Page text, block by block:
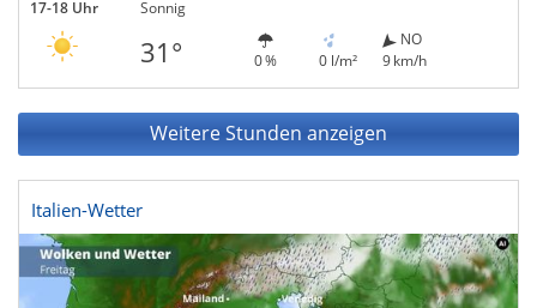
17-18 Uhr Sonnig
31° 0 % 0 l/m²
NO
9 km/h
Weitere Stunden anzeigen
Italien-Wetter